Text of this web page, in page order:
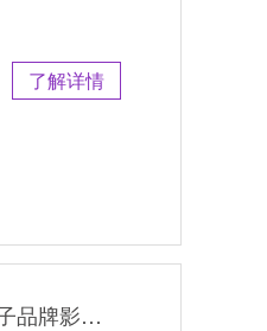
了解详情
IFA展海外PR推广怎么做｜借助国际媒体传播提升消费电子品牌影响力